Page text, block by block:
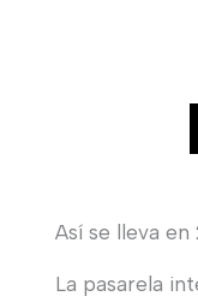
Así se lleva en
La pasarela